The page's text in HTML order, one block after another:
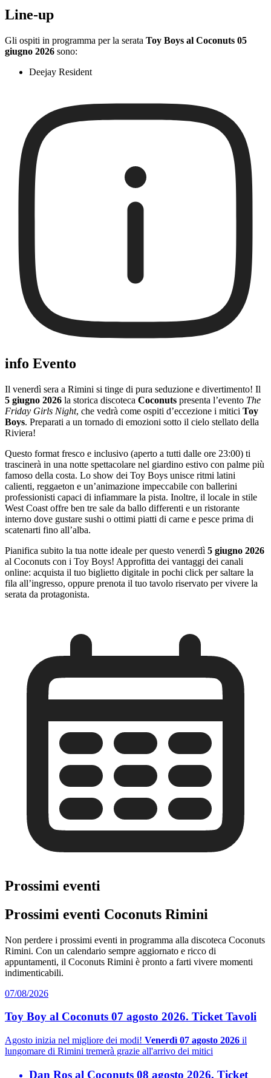
Line-up
Gli ospiti in programma per la serata Toy Boys al Coconuts 05
giugno 2026 sono:
Deejay Resident
info Evento
Il venerdì sera a Rimini si tinge di pura seduzione e divertimento! Il
5 giugno 2026 la storica discoteca Coconuts presenta l’evento The
Friday Girls Night, che vedrà come ospiti d’eccezione i mitici Toy
Boys. Preparati a un tornado di emozioni sotto il cielo stellato della
Riviera!
Questo format fresco e inclusivo (aperto a tutti dalle ore 23:00) ti
trascinerà in una notte spettacolare nel giardino estivo con palme più
famoso della costa. Lo show dei Toy Boys unisce ritmi latini
calienti, reggaeton e un’animazione impeccabile con ballerini
professionisti capaci di infiammare la pista. Inoltre, il locale in stile
West Coast offre ben tre sale da ballo differenti e un ristorante
interno dove gustare sushi o ottimi piatti di carne e pesce prima di
scatenarti fino all’alba.
Pianifica subito la tua notte ideale per questo venerdì 5 giugno 2026
al Coconuts con i Toy Boys! Approfitta dei vantaggi dei canali
online: acquista il tuo biglietto digitale in pochi click per saltare la
fila all’ingresso, oppure prenota il tuo tavolo riservato per vivere la
serata da protagonista.
Prossimi eventi
Prossimi eventi Coconuts Rimini
Non perdere i prossimi eventi in programma alla discoteca Coconuts
Rimini. Con un calendario sempre aggiornato e ricco di
appuntamenti, il Coconuts Rimini è pronto a farti vivere momenti
indimenticabili.
07/08/2026
Toy Boy al Coconuts 07 agosto 2026. Ticket Tavoli
Agosto inizia nel migliore dei modi! Venerdì 07 agosto 2026 il
lungomare di Rimini tremerà grazie all'arrivo dei mitici
Dan Ros al Coconuts 08 agosto 2026. Ticket